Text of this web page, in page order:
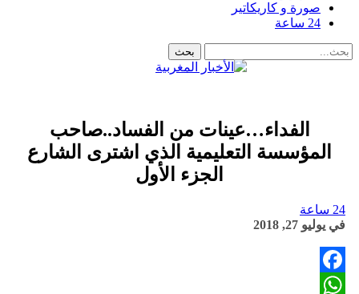
صورة و كاريكاتير
24 ساعة
الفداء…عينات من الفساد..صاحب
المؤسسة التعليمية الذي اشترى الشارع
الجزء الأول
24 ساعة
في يوليو 27, 2018
Facebook